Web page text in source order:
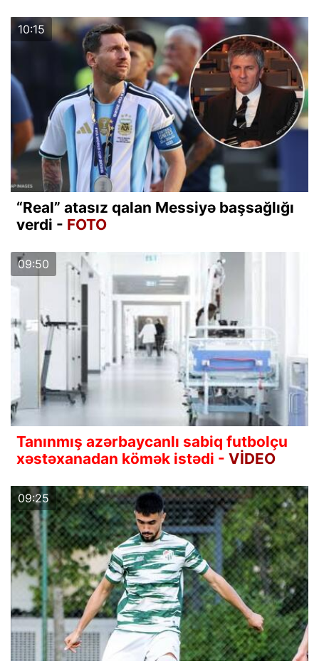
10:15
“Real” atasız qalan Messiyə başsağlığı
verdi - FOTO
09:50
Tanınmış azərbaycanlı sabiq futbolçu
xəstəxanadan kömək istədi - VİDEO
09:25